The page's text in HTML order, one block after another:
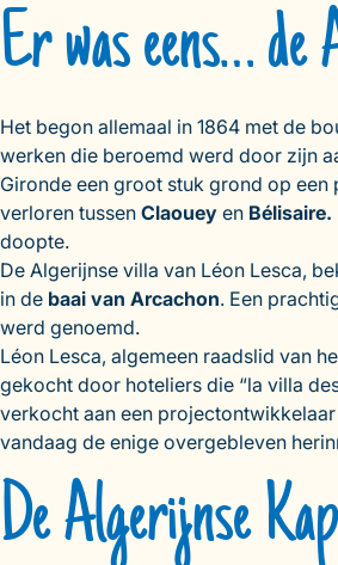
Er was eens…
Het begon allemaal in 1864 met de
werken die beroemd werd door zijn
Gironde een groot stuk grond op een
verloren tussen Claouey en Bélisaire.
doopte.
De Algerijnse villa van Léon Lesca,
in de baai van Arcachon. Een
werd genoemd.
Léon Lesca, algemeen raadslid van
gekocht door hoteliers die “la villa
verkocht aan een
vandaag de enige overgebleven
De Algerijnse